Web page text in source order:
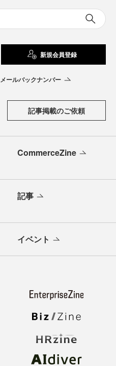
新規会員登録
メールバックナンバー
記事掲載のご依頼
CommerceZine
記事
イベント